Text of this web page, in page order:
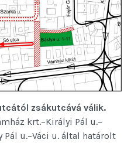
zsákutcává válik.
krt.–Királyi Pál u.–
Pál u.–Váci u. által határolt